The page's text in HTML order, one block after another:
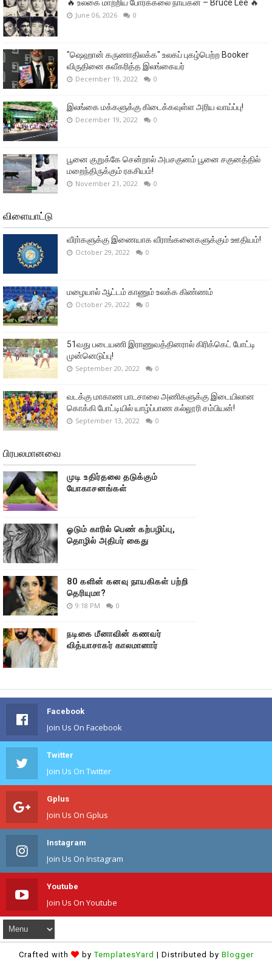
🔥 உலகை மாற்றிய போர்க்கலை நாயகன் – Bruce Lee 🔥
June 06, 2026 0
"ஷெஹான் கருணாதிலக்க" உலகப் புகழ்பெற்ற Booker
விருதினை சுவீகரித்த இலங்கையர்
December 19, 2022 0
இலங்கை மக்களுக்கு கிடைக்கவுள்ள அரிய வாய்ப்பு!
December 19, 2022 0
பூனை குறுக்கே சென்றால் அபசகுனம் பூனை சகுனத்தில்
மறைந்திருக்கும் ரகசியம்!
November 21, 2022 0
விளையாட்டு
வீரா்களுக்கு இணையாக வீராங்கனைகளுக்கும் ஊதியம்!
October 29, 2022 0
மழையால் ஆட்டம் காணும் உலக்க கிண்ணம்
October 29, 2022 0
51வது படையணி இராணுவத்தினரால் கிரிக்கெட் போட்டி
முன்னெடுப்பு!
September 20, 2022 0
வடக்கு மாகாண பாடசாலை அணிகளுக்கு இடையிலான
கொக்கி போட்டியில் யாழ்ப்பாண கல்லூரி சம்பியன்!
September 13, 2022 0
பிரபலமானவை
முடி உதிர்தலை தடுக்கும்
யோகாசனங்கள்
ஓடும் காரில் பெண் கற்பழிப்பு,
தொழில் அதிபர் கைது
80 களின் கனவு நாயகிகள் பற்றி
தெரியுமா?
9:18 PM 0
நடிகை மீனாவின் கணவர்
வித்யாசாகர் காலமானார்
Facebook
Join Us On Facebook
Twitter
Join Us On Twitter
Gplus
Join Us On Gplus
Instagram
Join Us On Instagram
Youtube
Join Us On Youtube
Crafted with byTemplatesYard | Distributed by Blogger